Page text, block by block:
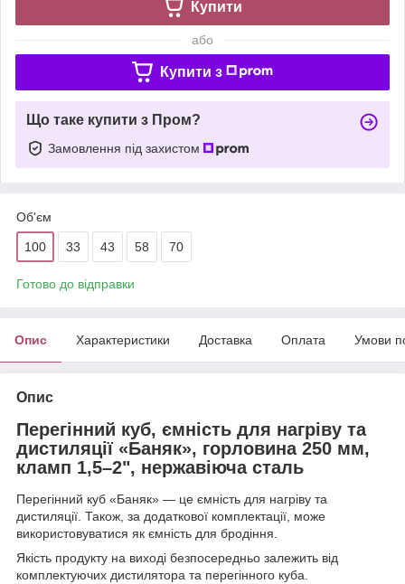
Купити
або
Купити з
Що таке купити з Пром?
Замовлення під захистом
Об'єм
100 33 43 58 70
Готово до відправки
Опис Характеристики Доставка Оплата Умови
Опис
Перегінний куб, ємність для нагріву та
дистиляції «Баняк», горловина 250 мм,
кламп 1,5–2", нержавіюча сталь
Перегінний куб «Баняк» — це ємність для нагріву та
дистиляції. Також, за додаткової комплектації, може
використовуватися як ємність для бродіння.
Якість продукту на виході безпосередньо залежить від
комплектуючих дистилятора та перегінного куба.